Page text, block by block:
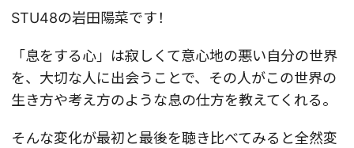
STU48の岩田陽菜です！
「息をする心」は寂しくて意心地の悪い自分の世界
を、大切な人に出会うことで、その人がこの世界の
生き方や考え方のような息の仕方を教えてくれる。
そんな変化が最初と最後を聴き比べてみると全然変